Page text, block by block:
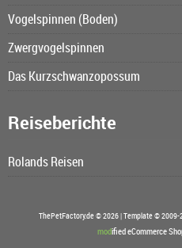
Vogelspinnen (Boden)
Zwergvogelspinnen
Das Kurzschwanzopossum
Reiseberichte
Rolands Reisen
ThePetFactory.de © 2026 | Template © 2009-
modified eCommerce